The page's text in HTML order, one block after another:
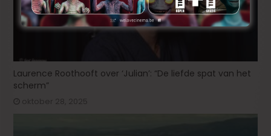
Laurence Roothooft over ‘Julian’: “De liefde spat van het
scherm”
oktober 28, 2025